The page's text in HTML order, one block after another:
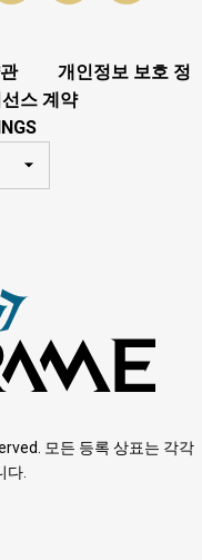
개인정보 보호 정
스 계약
모든 등록 상표는 각각
다.